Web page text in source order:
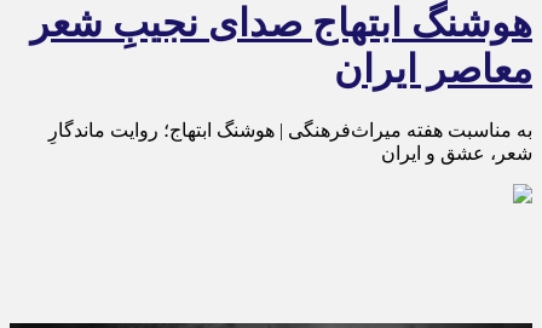
هوشنگ ابتهاج صدای نجیبِ شعر
معاصر ایران
به مناسبت هفته میراث‌فرهنگی | هوشنگ ابتهاج؛ روایت ماندگارِ
شعر، عشق و ایران